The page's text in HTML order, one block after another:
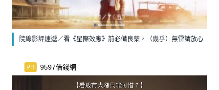
院線影評速遞／看《星際效應》前必備良藥，（幾乎）無雷請放心
PR 9597借錢網